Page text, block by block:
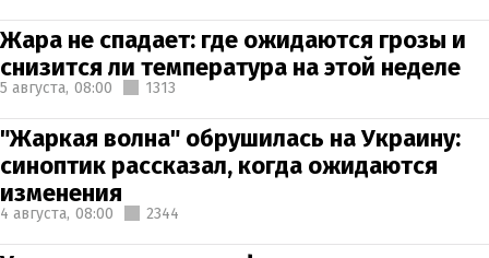
Жара не спадает: где ожидаются грозы и
снизится ли температура на этой неделе
5 августа, 08:00 1313
"Жаркая волна" обрушилась на Украину:
синоптик рассказал, когда ожидаются
изменения
4 августа, 08:00 2344